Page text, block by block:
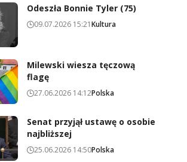
Odeszła Bonnie Tyler (75)
09.07.2026 15:21Kultura
Milewski wiesza tęczową
flagę
27.06.2026 14:12Polska
Senat przyjął ustawę o osobie
najbliższej
25.06.2026 14:50Polska